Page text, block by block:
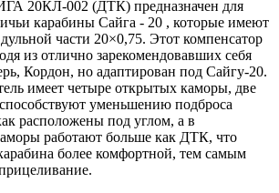
20КЛ-002 (ДТК) предназначен для
карабины Сайга - 20 , которые имеют
части 20×0,75. Этот компенсатор
из отлично зарекомендовавших себя
Кордон, но адаптирован под Сайгу-20.
имеет четыре открытых каморы, две
уменьшению подброса
расположены под углом, а в
работают больше как ДТК, что
более комфортной, тем самым